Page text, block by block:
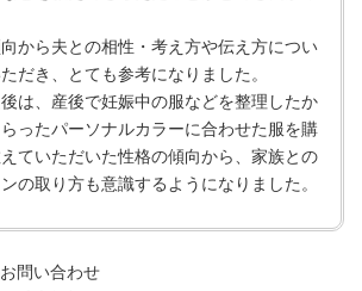
から夫との相性・考え方や伝え方につい
だき、とても参考になりました。
は、産後で妊娠中の服などを整理したか
ったパーソナルカラーに合わせた服を購
ていただいた性格の傾向から、家族との
の取り方も意識するようになりました。
問い合わせ